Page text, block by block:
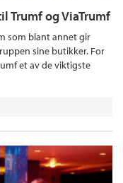
Trumf og ViaTrumf
som blant annet gir
sine butikker. For
et av de viktigste